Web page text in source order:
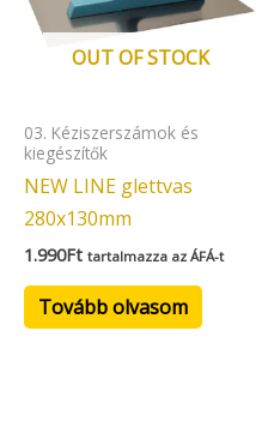
OUT OF STOCK
03. Kéziszerszámok és
kiegészítők
NEW LINE glettvas
280x130mm
1.990Ft tartalmazza az ÁFÁ-t
Tovább olvasom